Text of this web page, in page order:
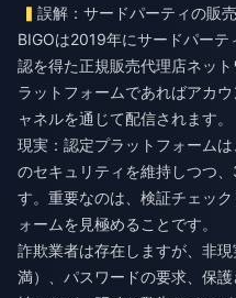
誤解：サードパーティの販
BIGOは2019年にサードパー
認を得た正規販売代理店ネッ
ラットフォームであればアカ
ャネルを通じて配信されます。
現実：認定プラットフォーム
のセキュリティを維持しつつ
す。重要なのは、検証チェッ
ォームを見極めることです。
詐欺業者は存在しますが、非
満）、パスワードの要求、保